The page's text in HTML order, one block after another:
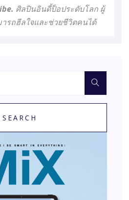
ศิลปินอินดี้ป็อประดับโลก ผู้
รถฮีลใจและช่วยชีวิตคนได้
SEARCH